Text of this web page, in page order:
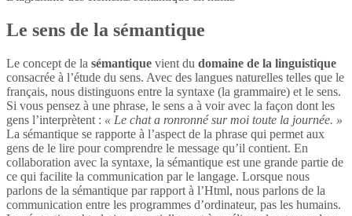
Le sens de la sémantique
Le concept de la sémantique vient du domaine de la linguistique
consacrée à l’étude du sens. Avec des langues naturelles telles que le
français, nous distinguons entre la syntaxe (la grammaire) et le sens.
Si vous pensez à une phrase, le sens a à voir avec la façon dont les
gens l’interprètent : « Le chat a ronronné sur moi toute la journée. »
La sémantique se rapporte à l’aspect de la phrase qui permet aux
gens de le lire pour comprendre le message qu’il contient. En
collaboration avec la syntaxe, la sémantique est une grande partie de
ce qui facilite la communication par le langage. Lorsque nous
parlons de la sémantique par rapport à l’Html, nous parlons de la
communication entre les programmes d’ordinateur, pas les humains.